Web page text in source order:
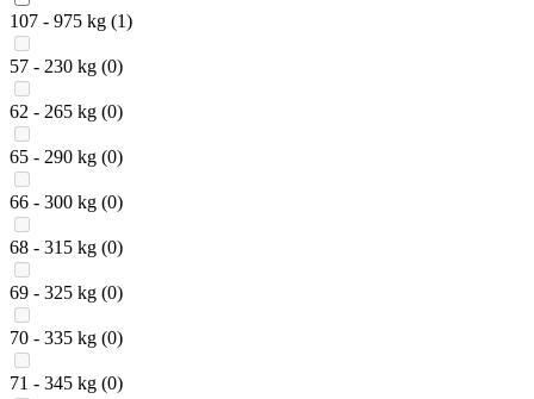
107 - 975 kg (1)
57 - 230 kg (0)
62 - 265 kg (0)
65 - 290 kg (0)
66 - 300 kg (0)
68 - 315 kg (0)
69 - 325 kg (0)
70 - 335 kg (0)
71 - 345 kg (0)